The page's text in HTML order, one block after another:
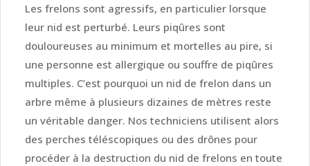
Les frelons sont agressifs, en particulier lorsque
leur nid est perturbé. Leurs piqûres sont
douloureuses au minimum et mortelles au pire, si
une personne est allergique ou souffre de piqûres
multiples. C’est pourquoi un nid de frelon dans un
arbre même à plusieurs dizaines de mètres reste
un véritable danger. Nos techniciens utilisent alors
des perches téléscopiques ou des drônes pour
procéder à la destruction du nid de frelons en toute